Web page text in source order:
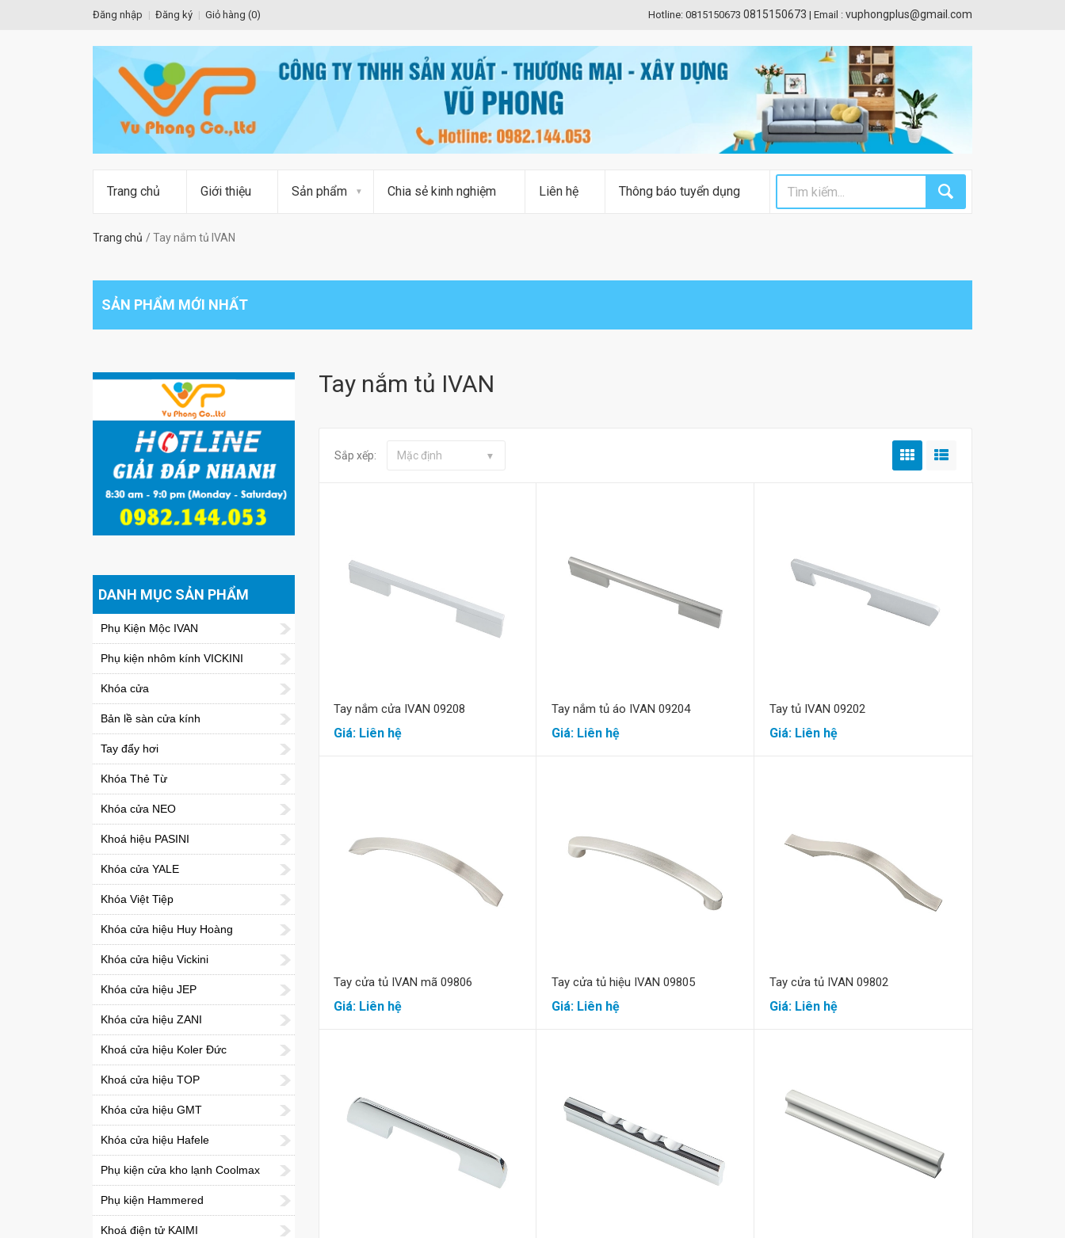
Đăng nhập Đăng ký Giỏ hàng (0) Hotline: 0815150673 0815150673 | Email : vuphongplus@gmail.com
Trang chủ Giới thiệu Sản phẩm Chia sẻ kinh nghiệm Liên hệ Thông báo tuyển dụng
Trang chủ Tay nắm tủ IVAN
SẢN PHẨM MỚI NHẤT
DANH MỤC SẢN PHẨM
Phụ Kiện Mộc IVAN
Phụ kiện nhôm kính VICKINI
Khóa cửa
Bản lề sàn cửa kính
Tay đẩy hơi
Khóa Thẻ Từ
Khóa cửa NEO
Khoá hiệu PASINI
Khóa cửa YALE
Khóa Việt Tiệp
Khóa cửa hiệu Huy Hoàng
Khóa cửa hiệu Vickini
Khóa cửa hiệu JEP
Khóa cửa hiệu ZANI
Khoá cửa hiệu Koler Đức
Khoá cửa hiệu TOP
Khóa cửa hiệu GMT
Khóa cửa hiệu Hafele
Phụ kiện cửa kho lạnh Coolmax
Phụ kiện Hammered
Khoá điện tử KAIMI
Tay nắm tủ IVAN
Sắp xếp: Mặc định
Mua hàng
Tay nắm cửa IVAN 09208
Giá: Liên hệ
Mua hàng
Tay nắm tủ áo IVAN 09204
Giá: Liên hệ
Mua hàng
Tay tủ IVAN 09202
Giá: Liên hệ
Mua hàng
Tay cửa tủ IVAN mã 09806
Giá: Liên hệ
Mua hàng
Tay cửa tủ hiệu IVAN 09805
Giá: Liên hệ
Mua hàng
Tay cửa tủ IVAN 09802
Giá: Liên hệ
Mua hàng Mua hàng Mua hàng